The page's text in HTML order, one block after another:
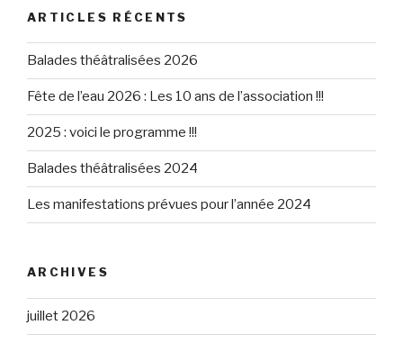
ARTICLES RÉCENTS
Balades théâtralisées 2026
Fête de l’eau 2026 : Les 10 ans de l’association !!!
2025 : voici le programme !!!
Balades théâtralisées 2024
Les manifestations prévues pour l’année 2024
ARCHIVES
juillet 2026